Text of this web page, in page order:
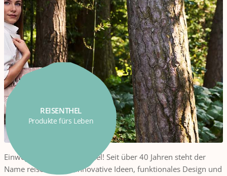
REISENTHEL
Produkte fürs Leben
Einweg? Nicht mit reisenthel! Seit über 40 Jahren steht der
Name reisenthel für innovative Ideen, funktionales Design und